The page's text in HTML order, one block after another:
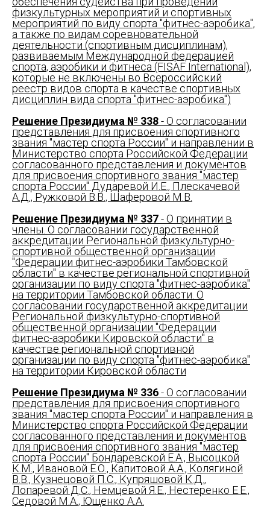
физкультурных мероприятий и спортивных
мероприятий по виду спорта "фитнес-аэробика",
а также по видам соревновательной
деятельности (спортивным дисциплинам),
развиваемым Международной федерацией
спорта, аэробики и фитнеса (FISAF International),
которые не включены во Всероссийский
реестр видов спорта в качестве спортивных
дисциплин вида спорта "фитнес-аэробика")
Решение Президиума № 338- О согласовании
представления для присвоения спортивного
звания "мастер спорта России" и направлении в
Министерство спорта Российской Федерации
согласованного представления и документов
для присвоения спортивного звания "мастер
спорта России" Дударевой И.Е., Плескачевой
А.Д., Ружковой В.В., Шаферовой М.В.
Решение Президиума № 337- О принятии в
члены. О согласовании государственной
аккредитации Региональной физкультурно-
спортивной общественной организации
"Федерации фитнес-аэробики Тамбовской
области" в качестве региональной спортивной
организации по виду спорта "фитнес-аэробика"
на территории Тамбовской области. О
согласовании государственной аккредитации
Региональной физкультурно-спортивной
общественной организации "Федерации
фитнес-аэробики Кировской области" в
качестве региональной спортивной
организации по виду спорта "фитнес-аэробика"
на территории Кировской области
Решение Президиума № 336- О согласовании
представления для присвоения спортивного
звания "мастер спорта России" и направления в
Министерство спорта Российской Федерации
согласованного представления и документов
для присвоения спортивного звания "мастер
спорта России" Бондаревской Е.А., Высоцкой
К.М., Ивановой Е.О., Капитовой А.А., Колягиной
В.В., Кузнецовой П.С., Купряшовой К.Д.,
Лопаревой Д.С., Немцевой Я.Е., Нестеренко Е.Е.,
Седовой М.А., Ющенко А.А.